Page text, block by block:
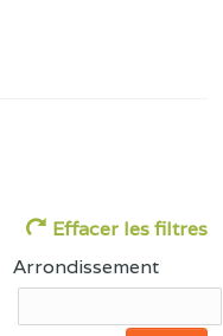
Effacer les filtres
Arrondissement